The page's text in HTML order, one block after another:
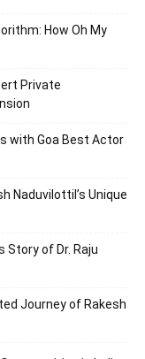
How Oh My
Private
with Goa Best Actor
Naduvilottil’s Unique
Story of Dr. Raju
Journey of Rakesh